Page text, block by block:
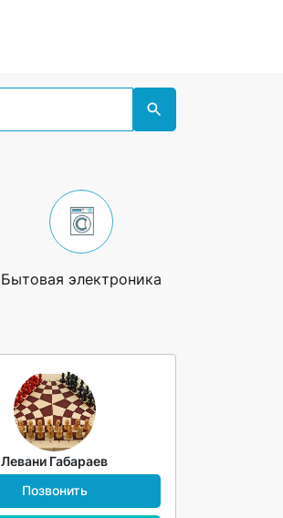
Бытовая электроника
Левани Габараев
Позвонить